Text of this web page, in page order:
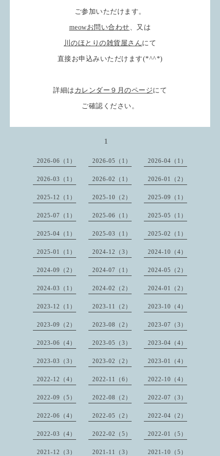
ご参加いただけます。
meowお問い合わせ、又は
川のほとりの雑貨屋さんにて
直接お申込みいただけます(*^^*)
詳細は カレンダー９月のページにて
ご確認ください。
1
2026-06（1） 2026-05（1） 2026-04（1）
2026-03（1） 2026-02（1） 2026-01（2）
2025-12（1） 2025-10（2） 2025-09（1）
2025-07（1） 2025-06（1） 2025-05（1）
2025-04（1） 2025-03（1） 2025-02（1）
2025-01（1） 2024-12（3） 2024-10（4）
2024-09（2） 2024-07（1） 2024-05（2）
2024-03（1） 2024-02（2） 2024-01（2）
2023-12（1） 2023-11（2） 2023-10（4）
2023-09（2） 2023-08（2） 2023-07（3）
2023-06（4） 2023-05（3） 2023-04（4）
2023-03（3） 2023-02（2） 2023-01（4）
2022-12（4） 2022-11（6） 2022-10（4）
2022-09（5） 2022-08（2） 2022-07（3）
2022-06（4） 2022-05（2） 2022-04（2）
2022-03（4） 2022-02（5） 2022-01（5）
2021-12（3） 2021-11（3） 2021-10（5）